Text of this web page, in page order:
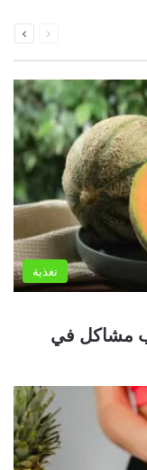
الصفحةالصفحة
تغذية
مشاكل في